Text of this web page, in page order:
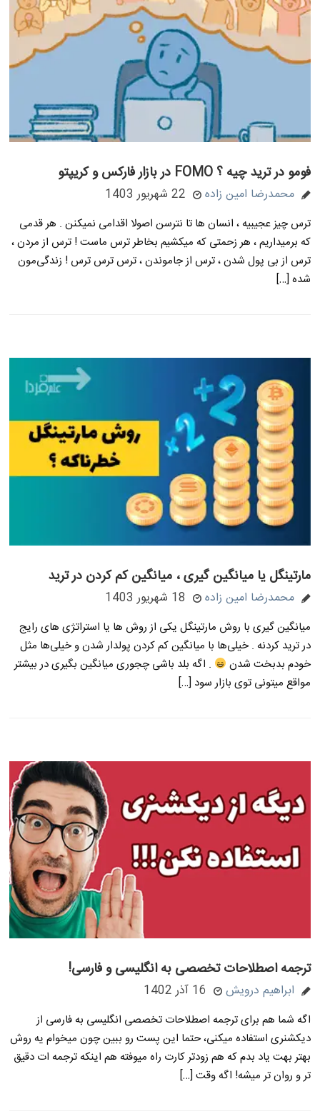
فومو در ترید چیه ؟ FOMO در بازار فارکس و کریپتو
محمدرضا امین زاده 22 شهریور 1403
ترس چیز عجیبیه ، انسان ها تا نترسن اصولا اقدامی نمیکنن . هر قدمی
که برمیداریم ، هر زحمتی که میکشیم بخاطر ترس ماست ! ترس از مردن ،
ترس از بی پول شدن ، ترس از جاموندن ، ترس ترس ترس ! زندگی‌مون
شده […]
مارتینگل یا میانگین گیری ، میانگین کم کردن در ترید
محمدرضا امین زاده 18 شهریور 1403
میانگین گیری با روش مارتینگل یکی از روش ها یا استراتژی های رایج
در ترید کردنه . خیلی‌ها با میانگین کم کردن پولدار شدن و خیلی‌ها مثل
خودم بدبخت شدن
. اگه بلد باشی چجوری میانگین بگیری در بیشتر
مواقع میتونی توی بازار سود […]
ترجمه اصطلاحات تخصصی به انگلیسی و فارسی!
ابراهیم درویش 16 آذر 1402
اگه شما هم برای ترجمه اصطلاحات تخصصی انگلیسی به فارسی از
دیکشنری استفاده میکنی، حتما این پست رو ببین چون میخوام یه روش
بهتر بهت یاد بدم که هم زودتر کارت راه میوفته هم اینکه ترجمه ات دقیق
تر و روان تر میشه! اگه وقت […]